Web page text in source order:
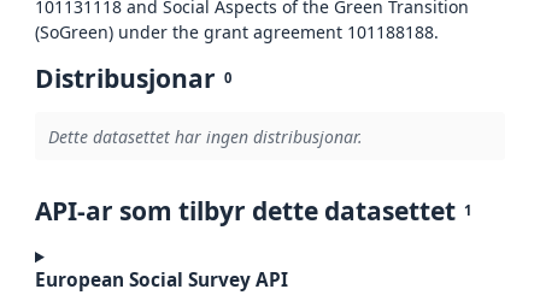
101131118 and Social Aspects of the Green Transition
(SoGreen) under the grant agreement 101188188.
Distribusjonar 0
Dette datasettet har ingen distribusjonar.
API-ar som tilbyr dette datasettet 1
European Social Survey API